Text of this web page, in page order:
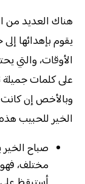
هناك العديد من
يقوم بإهدائها
الأوقات، والتي
على كلمات جميلة
وبالأخص إن
الخير للحبيب
صباح
مختلف،